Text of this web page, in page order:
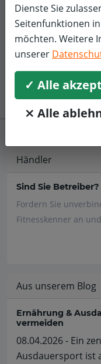
Filter
Händler
Sind Sie Betreiber?
Fordern Sie
Fitnesskenner an
Aus unserem Blog
Ernährung &
vermeiden
08.04.2026 - Ein
Ausdauersport ist
Dienste Sie
Seitenfunktionen
möchten. Weitere
unserer
✓ Alle
⨯ Alle